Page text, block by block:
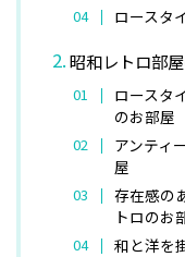
ロースタ
昭和レトロ部
ロースタ
のお部屋
アンティ
屋
存在感の
トロのお
和と洋を